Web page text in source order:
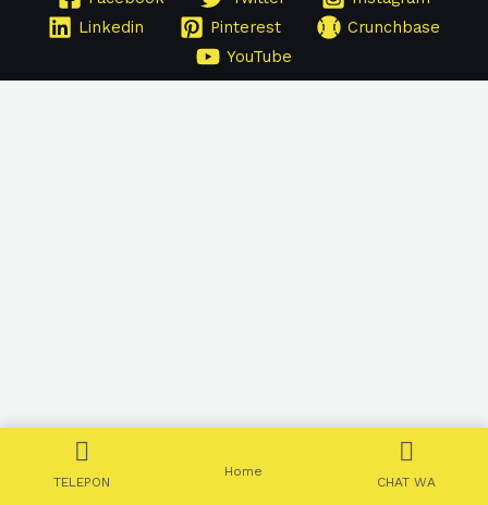
Linkedin
Pinterest
Crunchbase
YouTube
TELEPON
Home
CHAT WA